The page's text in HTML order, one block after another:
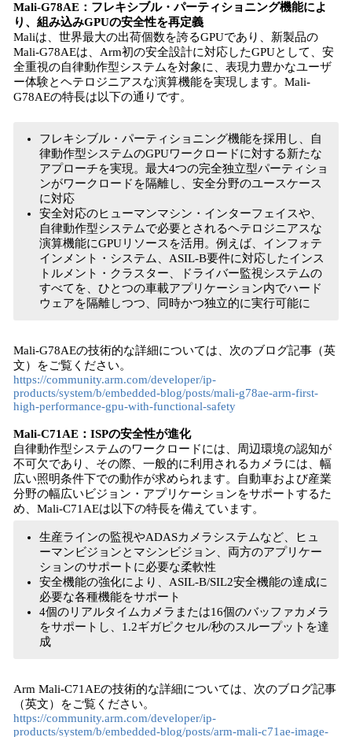
Mali-G78AE：フレキシブル・パーティショニング機能によ
り、組み込みGPUの安全性を再定義
Maliは、世界最大の出荷個数を誇るGPUであり、新製品の
Mali-G78AEは、Arm初の安全設計に対応したGPUとして、安
全重視の自律動作型システムを対象に、表現力豊かなユーザ
ー体験とヘテロジニアスな演算機能を実現します。Mali-
G78AEの特長は以下の通りです。
フレキシブル・パーティショニング機能を採用し、自
律動作型システムのGPUワークロードに対する新たな
アプローチを実現。最大4つの完全独立型パーティショ
ンがワークロードを隔離し、安全分野のユースケース
に対応
安全対応のヒューマンマシン・インターフェイスや、
自律動作型システムで必要とされるヘテロジニアスな
演算機能にGPUリソースを活用。例えば、インフォテ
インメント・システム、ASIL-B要件に対応したインス
トルメント・クラスター、ドライバー監視システムの
すべてを、ひとつの車載アプリケーション内でハード
ウェアを隔離しつつ、同時かつ独立的に実行可能に
Mali-G78AEの技術的な詳細については、次のブログ記事（英
文）をご覧ください。
https://community.arm.com/developer/ip-
products/system/b/embedded-blog/posts/mali-g78ae-arm-first-
high-performance-gpu-with-functional-safety
Mali-C71AE：ISPの安全性が進化
自律動作型システムのワークロードには、周辺環境の認知が
不可欠であり、その際、一般的に利用されるカメラには、幅
広い照明条件下での動作が求められます。自動車および産業
分野の幅広いビジョン・アプリケーションをサポートするた
め、Mali-C71AEは以下の特長を備えています。
生産ラインの監視やADASカメラシステムなど、ヒュ
ーマンビジョンとマシンビジョン、両方のアプリケー
ションのサポートに必要な柔軟性
安全機能の強化により、ASIL-B/SIL2安全機能の達成に
必要な各種機能をサポート
4個のリアルタイムカメラまたは16個のバッファカメラ
をサポートし、1.2ギガピクセル/秒のスループットを達
成
Arm Mali-C71AEの技術的な詳細については、次のブログ記事
（英文）をご覧ください。
https://community.arm.com/developer/ip-
products/system/b/embedded-blog/posts/arm-mali-c71ae-image-